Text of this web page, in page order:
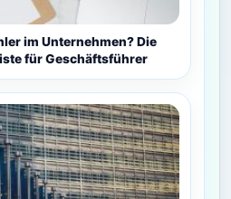
im Unternehmen? Die
für Geschäftsführer